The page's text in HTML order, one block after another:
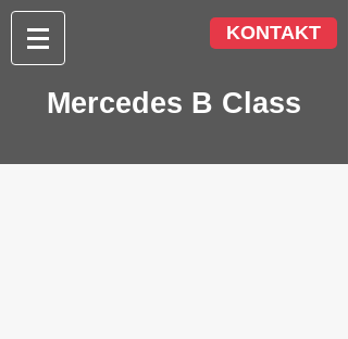
KONTAKT
Mercedes B Class